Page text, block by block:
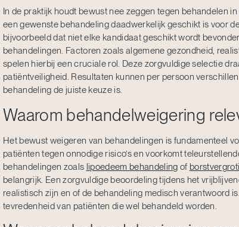
In de praktijk houdt bewust nee zeggen tegen behandelen
een gewenste behandeling daadwerkelijk geschikt is voor
bijvoorbeeld dat niet elke kandidaat geschikt wordt
behandelingen. Factoren zoals algemene gezondheid,
spelen hierbij een cruciale rol. Deze zorgvuldige selectie
patiëntveiligheid. Resultaten kunnen per persoon
behandeling de juiste keuze is.
Waarom behandelweigering
Het bewust weigeren van behandelingen is fundamenteel
patiënten tegen onnodige risico’s en voorkomt
behandelingen zoals lipoedeem behandeling of
belangrijk. Een zorgvuldige beoordeling tijdens het
realistisch zijn en of de behandeling medisch verantwoord
tevredenheid van patiënten die wel behandeld worden.